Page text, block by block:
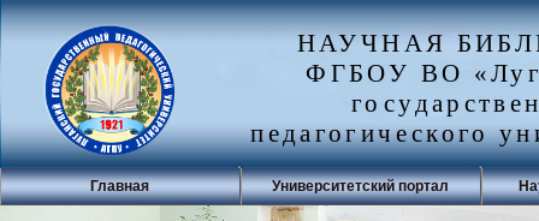
НАУЧНАЯ
ФГБОУ ВО
педагогического
Главная Университетский портал